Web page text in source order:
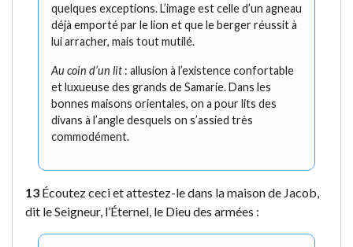
quelques exceptions. L’image est celle d’un agneau
déjà emporté par le lion et que le berger réussit à
lui arracher, mais tout mutilé.
Au coin d’un lit : allusion à l’existence confortable
et luxueuse des grands de Samarie. Dans les
bonnes maisons orientales, on a pour lits des
divans à l’angle desquels on s’assied très
commodément.
13 Écoutez ceci et attestez-le dans la maison de Jacob,
dit le Seigneur, l’Éternel, le Dieu des armées :